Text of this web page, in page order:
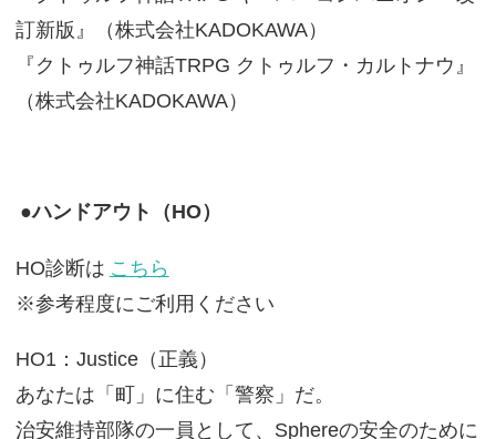
訂新版』（株式会社KADOKAWA）
『クトゥルフ神話TRPG クトゥルフ・カルトナウ』
（株式会社KADOKAWA）
●ハンドアウト（HO）
HO診断は こちら
※参考程度にご利用ください
HO1：Justice（正義）
あなたは「町」に住む「警察」だ。
治安維持部隊の一員として、Sphereの安全のために